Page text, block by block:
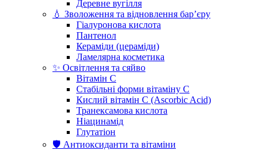
Деревне вугілля
💧 Зволоження та відновлення бар’єру
Гіалуронова кислота
Пантенол
Кераміди (цераміди)
Ламелярна косметика
✨ Освітлення та сяйво
Вітамін С
Стабільні форми вітаміну С
Кислий вітамін С (Ascorbic Acid)
Транексамова кислота
Ніацинамід
Глутатіон
🛡️ Антиоксиданти та вітаміни